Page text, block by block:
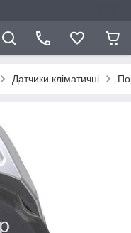
Датчики кліматичні